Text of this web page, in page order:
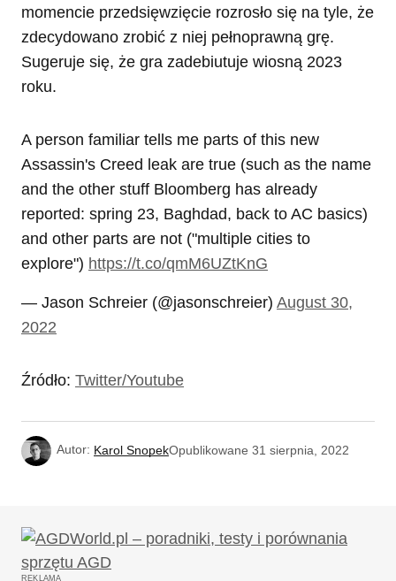
momencie przedsięwzięcie rozrosło się na tyle, że
zdecydowano zrobić z niej pełnoprawną grę.
Sugeruje się, że gra zadebiutuje wiosną 2023
roku.
A person familiar tells me parts of this new
Assassin's Creed leak are true (such as the name
and the other stuff Bloomberg has already
reported: spring 23, Baghdad, back to AC basics)
and other parts are not ("multiple cities to
explore") https://t.co/qmM6UZtKnG
— Jason Schreier (@jasonschreier) August 30,
2022
Źródło: Twitter/Youtube
Autor: Karol SnopekOpublikowane 31 sierpnia, 2022
REKLAMA